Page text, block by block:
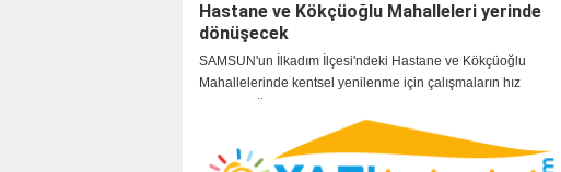
Hastane ve Kökçüoğlu Mahalleleri yerinde
dönüşecek
SAMSUN'un İlkadım İlçesi'ndeki Hastane ve Kökçüoğlu
Mahallelerinde kentsel yenilenme için çalışmaların hız